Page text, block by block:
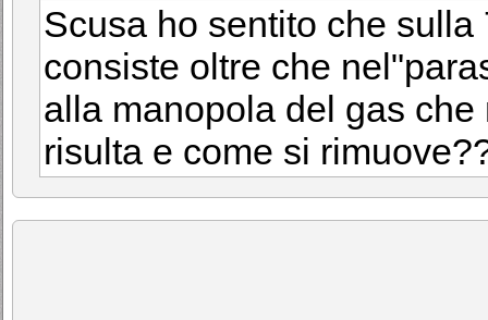
Scusa ho sentito che
consiste oltre che
alla manopola del gas
risulta e come si